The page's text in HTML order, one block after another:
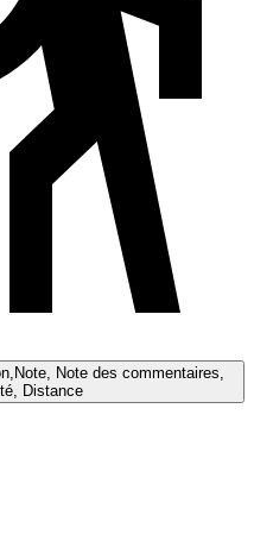
Note des commentaires,
Distance